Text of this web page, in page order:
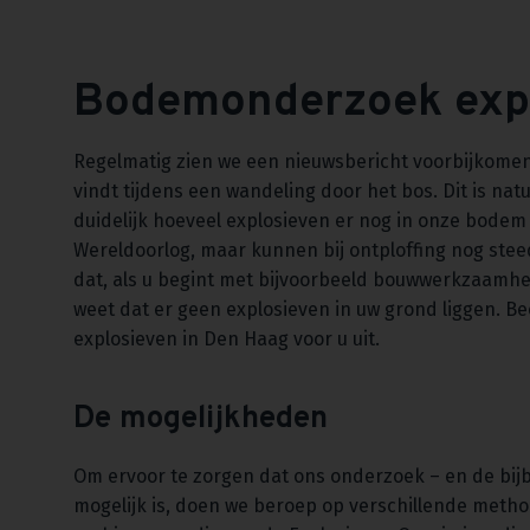
Bodemonderzoek
Regelmatig zien we een nieuwsbericht
vindt tijdens een wandeling door het bos. Dit is
duidelijk hoeveel explosieven er nog in onze
Wereldoorlog, maar kunnen bij ontploffing nog
dat, als u begint met bijvoorbeeld
weet dat er geen explosieven in uw grond liggen.
explosieven in Den Haag voor u uit.
De mogelijkheden
Om ervoor te zorgen dat ons onderzoek – en de
mogelijk is, doen we beroep op verschillende